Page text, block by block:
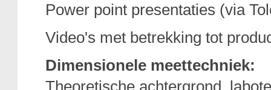
Power point presentaties (via
Video's met betrekking tot
Dimensionele meettechniek:
Theoretische achtergrond,